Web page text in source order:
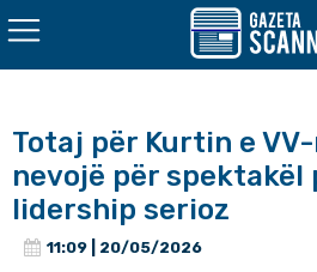
Totaj për Kurtin e VV-
nevojë për
lidership serioz
11:09 | 20/05/2026